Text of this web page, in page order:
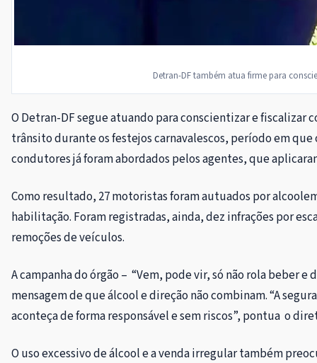
Detran-DF também atua firme para
O Detran-DF segue atuando para conscientizar e fiscalizar
trânsito durante os festejos carnavalescos, período em
condutores já foram abordados pelos agentes, que
Como resultado, 27 motoristas foram autuados por
habilitação. Foram registradas, ainda, dez infrações por
remoções de veículos.
A campanha do órgão – “Vem, pode vir, só não rola beber
mensagem de que álcool e direção não combinam. “A
aconteça de forma responsável e sem riscos”, pontua o
O uso excessivo de álcool e a venda irregular também